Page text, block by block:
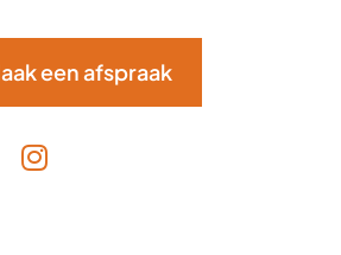
een afspraak